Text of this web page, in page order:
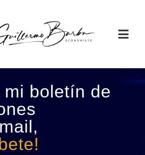
mi boletín de